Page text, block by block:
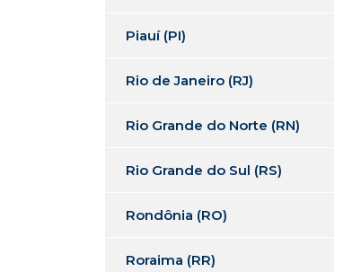
Piauí (PI)
Rio de Janeiro (RJ)
Rio Grande do Norte (RN)
Rio Grande do Sul (RS)
Rondônia (RO)
Roraima (RR)